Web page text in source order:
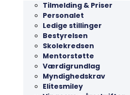
Tilmelding & Priser
Personalet
Ledige stillinger
Bestyrelsen
Skolekredsen
Mentorstøtte
Værdigrundlag
Myndighedskrav
Elitesmiley